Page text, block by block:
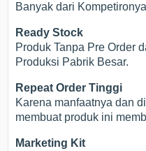
Banyak dari
Ready Stock
Produk Tanpa Pre Order
Produksi Pabrik Besar.
Repeat Order Tinggi
Karena manfaatnya dan
membuat produk ini
Marketing Kit